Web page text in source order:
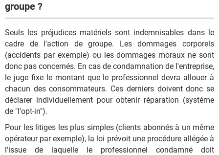
groupe ?
Seuls les préjudices matériels sont indemnisables dans le
cadre de l'action de groupe. Les dommages corporels
(accidents par exemple) ou les dommages moraux ne sont
donc pas concernés. En cas de condamnation de l'entreprise,
le juge fixe le montant que le professionnel devra allouer à
chacun des consommateurs. Ces derniers doivent donc se
déclarer individuellement pour obtenir réparation (système
de "l'opt-in").
Pour les litiges les plus simples (clients abonnés à un même
opérateur par exemple), la loi prévoit une procédure allégée à
l'issue de laquelle le professionnel condamné doit